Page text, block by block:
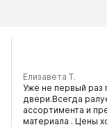
Елизавета Т.
Уже не первый раз
двери.Всегда
ассортимента и
материала . Цены